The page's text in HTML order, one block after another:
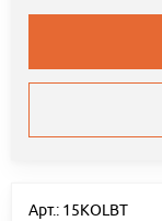
Арт.: 15KOLBT